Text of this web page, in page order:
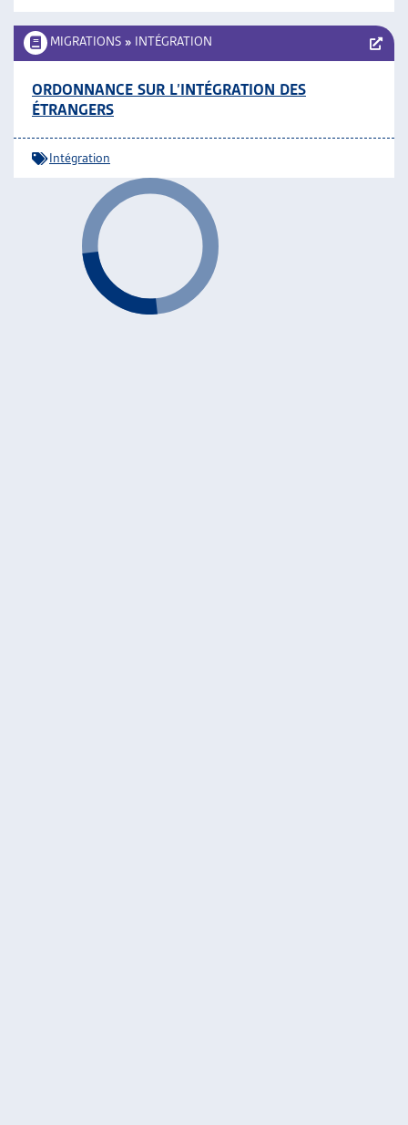
MIGRATIONS » INTÉGRATION
ORDONNANCE SUR L’INTÉGRATION DES
ÉTRANGERS
Intégration